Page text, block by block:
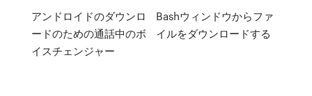
アンドロイドのダウンロ
ードのための通話中のボ
イスチェンジャー
Bashウィンドウからファ
イルをダウンロードする